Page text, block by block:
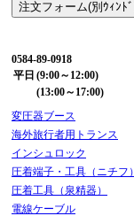
0584-89-0918
平日 (9:00～12:00)
(13:00～17:00)
変圧器ブース
海外旅行者用トランス
インシュロック
圧着端子・工具（ニチフ）
圧着工具（泉精器）
電線ケーブル